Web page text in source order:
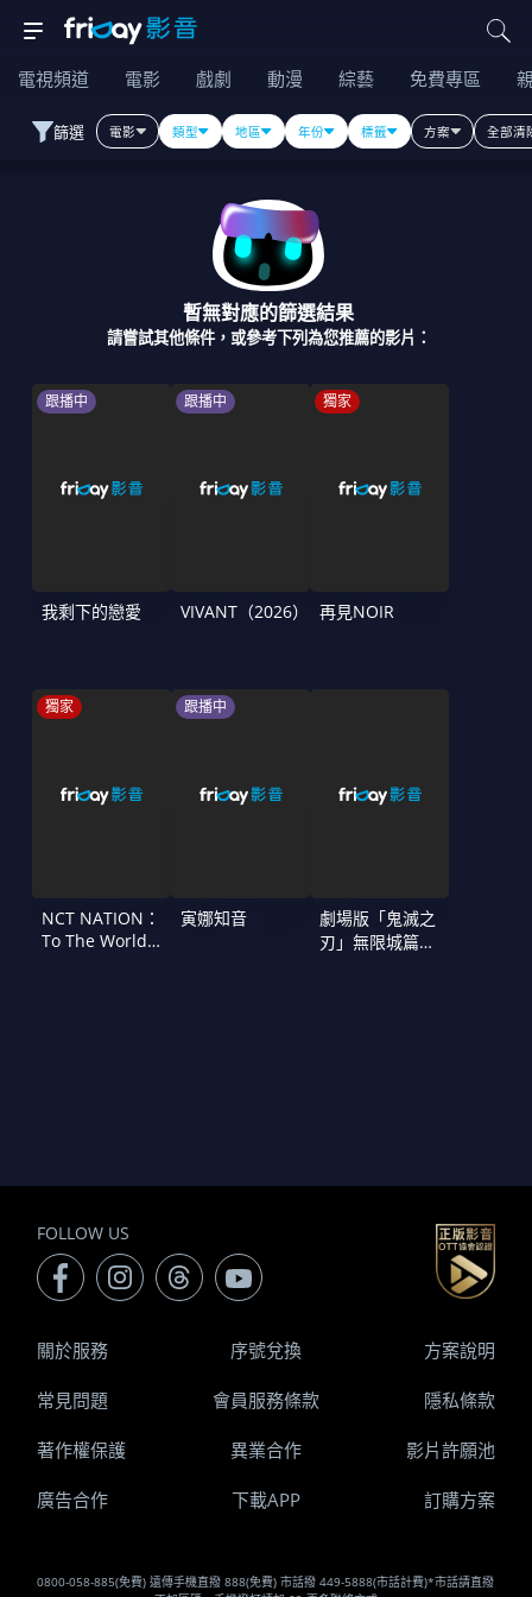
電視頻道 電影 戲劇 動漫 綜藝 免費專區
篩選 電影 類型 地區 年份 標籤 方案 全部清
暫無對應的篩選結果
請嘗試其他條件，或參考下列為您推薦的影片：
跟播中
我剩下的戀愛
跟播中
VIVANT（2026）
獨家
再見NOIR
獨家
NCT NATION：
To The World
跟播中
寅娜知音
劇場版「鬼滅之
刃」無限城篇
FOLLOW US
0800-058-885(免費) 遠傳手機直撥 888(免費) 市話撥 449-5888(市話計費)*市話請直撥
關於服務 序號兌換 方案說明
常見問題 會員服務條款 隱私條款
著作權保護 異業合作 影片許願池
廣告合作 下載APP 訂購方案